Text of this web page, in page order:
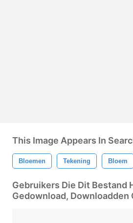
This Image Appears In
Bloemen Tekening Bloem
Gebruikers Die Dit Bestand
Gedownload, Downloadden